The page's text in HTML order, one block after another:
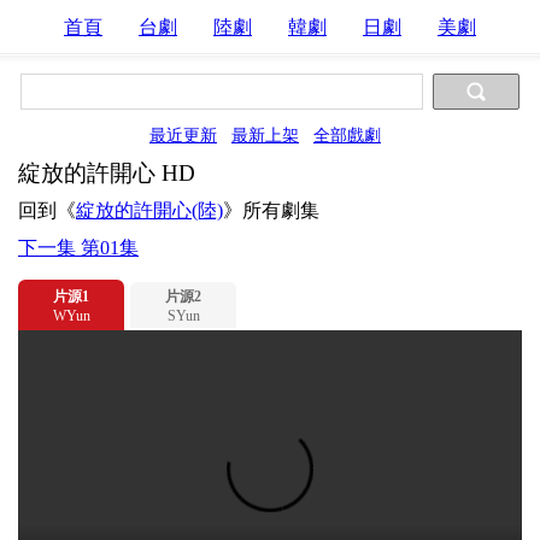
首頁 台劇 陸劇 韓劇 日劇 美劇
最近更新 最新上架 全部戲劇
綻放的許開心 HD
回到《綻放的許開心(陸)》所有劇集
下一集 第01集
片源1
WYun
片源2
SYun